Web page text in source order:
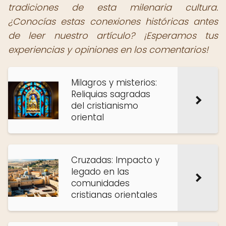
tradiciones de esta milenaria cultura.
¿Conocías estas conexiones históricas antes
de leer nuestro artículo? ¡Esperamos tus
experiencias y opiniones en los comentarios!
Milagros y misterios:
Reliquias sagradas
del cristianismo
oriental
Cruzadas: Impacto y
legado en las
comunidades
cristianas orientales